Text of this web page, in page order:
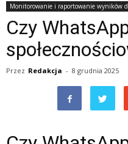
Monitorowanie i raportowanie wyników
Czy
Przez Redakcja - 8 grudnia 2025